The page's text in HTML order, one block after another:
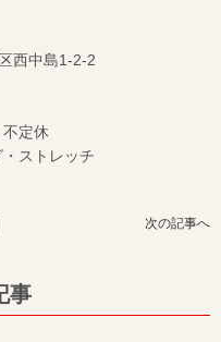
西中島1-2-2
定休
ストレッチ
次の記事へ
事